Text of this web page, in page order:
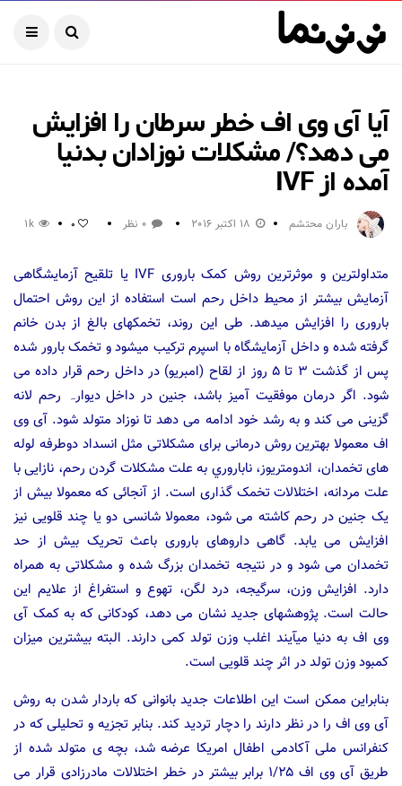
آیا آی وی اف خطر سرطان را افزایش
می دهد؟/ مشکلات نوزادان بدنیا
آمده از IVF
باران محتشم 18 اکتبر 2016 0 نظر 0
1k
متداولترين و موثرترین روش کمک باروری IVF يا تلقيح آزمایشگاهی
آزمایش بیشتر از محیط داخل رحم است استفاده از این روش احتمال
باروری را افزایش میدهد. طی این روند، تخمکهای بالغ از بدن خانم
گرفته شده و داخل آزمایشگاه با اسپرم ترکیب میشود و تخمک بارور شده
پس از گذشت ۳ تا ۵ روز از لقاح (امبریو) در داخل رحم قرار داده می
شود. اگر درمان موفقیت آمیز باشد، جنین در داخل دیوارہ رحم لانه
گزینی می کند و به رشد خود ادامه می دهد تا نوزاد متولد شود. آی وی
اف معمولا بهترین روش درمانی برای مشکلاتی مثل انسداد دوطرفه لوله
های تخمدان، اندومتریوز، ناباروري به علت مشکلات گردن رحم، نازایی با
علت مردانه، اختلالات تخمک گذاری است. از آنجائی که معمولا بیش از
یک جنین در رحم کاشته می شود، معمولا شانسی دو یا چند قلویی نیز
افزایش می یابد. گاهی داروهای باروری باعث تحریک بیش از حد
تخمدان می شود و در نتیجه تخمدان بزرگ شده و مشکلاتی به همراه
دارد. افزایش وزن، سرگیجه، درد لگن، تهوع و استفراغ از علایم این
حالت است. پژوهشهای جدید نشان می دهد، کودکانی که به کمک آی
وی اف به دنیا میآیند اغلب وزن تولد کمی دارند. البته بیشترین میزان
کمبود وزن تولد در اثر چند قلویی است.
بنابراین ممکن است این اطلاعات جدید بانوانی که باردار شدن به روش
آی وی اف را در نظر دارند را دچار تردید کند. بنابر تجزیه و تحلیلی که در
کنفرانس ملی آکادمی اطفال امریکا عرضه شد، بچه ی متولد شده از
طریق آی وی اف ۱/۲۵ برابر بیشتر در خطر اختلالات مادرزادی قرار می